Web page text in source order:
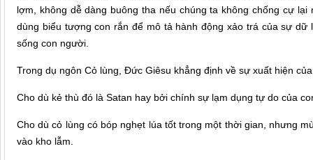
lợm, không dễ dàng buông tha nếu chúng ta không chống cự
dùng biểu tượng con rắn để mô tả hành động xảo trá của sự
sống con người.
Trong dụ ngôn Cỏ lùng, Đức Giêsu khẳng định về sự xuất hiện
Cho dù kẻ thù đó là Satan hay bởi chính sự lạm dụng tự do của
Cho dù cỏ lùng có bóp nghẹt lúa tốt trong một thời gian, nhưng
vào kho lẫm.